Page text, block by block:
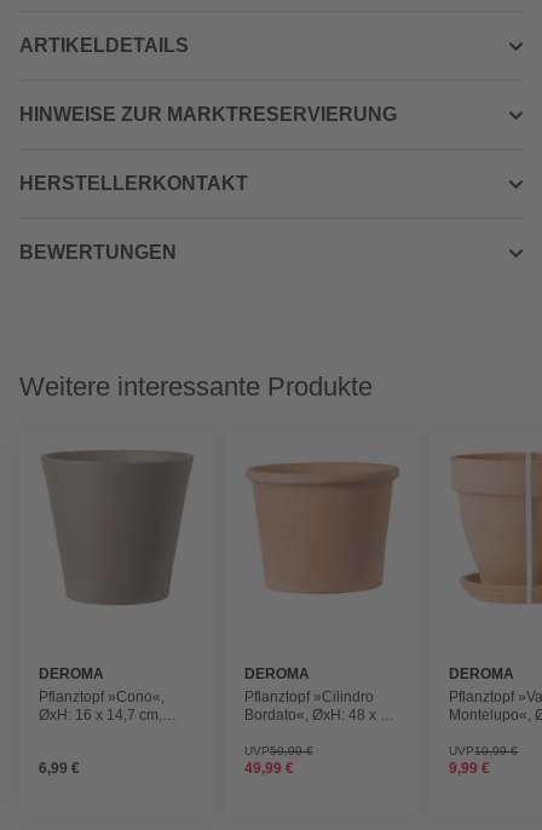
ARTIKELDETAILS
HINWEISE ZUR MARKTRESERVIERUNG
HERSTELLERKONTAKT
BEWERTUNGEN
Weitere interessante Produkte
DEROMA
Pflanztopf »Cono«,
ØxH: 16 x 14,7 cm,
6,99 €
DEROMA
Pflanztopf »Cilindro
Bordato«, ØxH: 48 x 36
UVP59,99 €
49,99 €
DEROMA
Pflanztopf
Montelupo«,
UVP10,99 €
9,99 €